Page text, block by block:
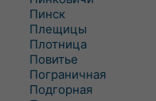
Пинск
Плещицы
Плотница
Повитье
Пограничная
Подгорная